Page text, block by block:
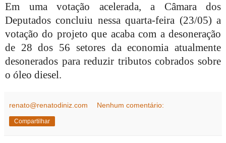
Em uma votação acelerada, a Câmara dos
Deputados concluiu nessa quarta-feira (23/05) a
votação do projeto que acaba com a desoneração
de 28 dos 56 setores da economia atualmente
desonerados para reduzir tributos cobrados sobre
o óleo diesel.
renato@renatodiniz.com Nenhum comentário:
Compartilhar